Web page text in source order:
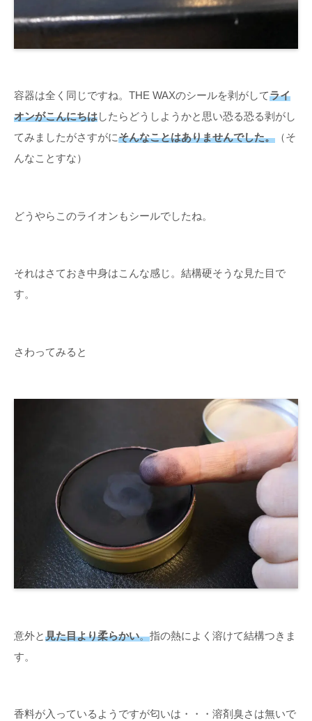
容器は全く同じですね。THE WAXのシールを剥がしてライ
オンがこんにちはしたらどうしようかと思い恐る恐る剥がし
てみましたがさすがにそんなことはありませんでした。 （そ
んなことすな）
どうやらこのライオンもシールでしたね。
それはさておき中身はこんな感じ。結構硬そうな見た目で
す。
さわってみると
意外と見た目より柔らかい。指の熱によく溶けて結構つきま
す。
香料が入っているようですが匂いは・・・溶剤臭さは無いで